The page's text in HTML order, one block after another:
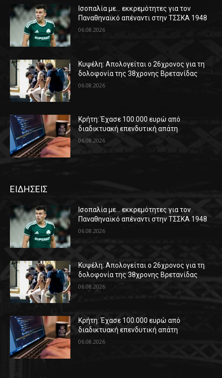
Ισοπαλία με… εκκρεμότητες για τον
Παναθηναϊκό απέναντι στην ΤΣΣΚΑ 1948
06.08.2026
Κυψέλη: Απολογείται ο 26χρονος για τη
δολοφονία της 38χρονης Βρετανίδας
06.08.2026
Κρήτη: Έχασε 100.000 ευρώ από
διαδικτυακή επενδυτική απάτη
06.08.2026
ΕΙΔΗΣΕΙΣ
Ισοπαλία με… εκκρεμότητες για τον
Παναθηναϊκό απέναντι στην ΤΣΣΚΑ 1948
06.08.2026
Κυψέλη: Απολογείται ο 26χρονος για τη
δολοφονία της 38χρονης Βρετανίδας
06.08.2026
Κρήτη: Έχασε 100.000 ευρώ από
διαδικτυακή επενδυτική απάτη
06.08.2026